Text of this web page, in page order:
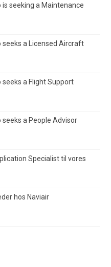
is seeking a Maintenance
seeks a Licensed Aircraft
seeks a Flight Support
seeks a People Advisor
Specialist til vores
hos Naviair